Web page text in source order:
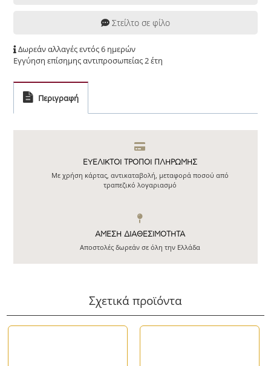
Στείλτο σε φίλο
Δωρεάν αλλαγές εντός 6 ημερών
Εγγύηση επίσημης αντιπροσωπείας 2 έτη
Περιγραφή
ΕΥΕΛΙΚΤΟΙ ΤΡΟΠΟΙ ΠΛΗΡΩΜΗΣ
Με χρήση κάρτας, αντικαταβολή, μεταφορά ποσού από
τραπεζικό λογαριασμό
ΆΜΕΣΗ ΔΙΑΘΕΣΙΜΌΤΗΤΑ
Αποστολές δωρεάν σε όλη την Ελλάδα
Σχετικά προϊόντα